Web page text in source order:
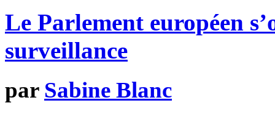
Le Parlement européen
surveillance
par Sabine Blanc